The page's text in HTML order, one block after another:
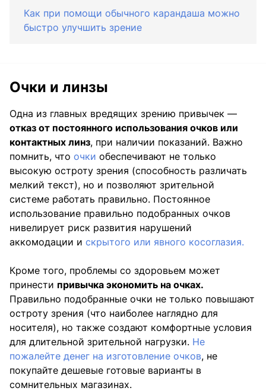
Как при помощи обычного карандаша можно
быстро улучшить зрение
Очки и линзы
Одна из главных вредящих зрению привычек —
отказ от постоянного использования очков или
контактных линз, при наличии показаний. Важно
помнить, что очки обеспечивают не только
высокую остроту зрения (способность различать
мелкий текст), но и позволяют зрительной
системе работать правильно. Постоянное
использование правильно подобранных очков
нивелирует риск развития нарушений
аккомодации и скрытого или явного косоглазия.
Кроме того, проблемы со здоровьем может
принести привычка экономить на очках.
Правильно подобранные очки не только повышают
остроту зрения (что наиболее наглядно для
носителя), но также создают комфортные условия
для длительной зрительной нагрузки. Не
пожалейте денег на изготовление очков, не
покупайте дешевые готовые варианты в
сомнительных магазинах.